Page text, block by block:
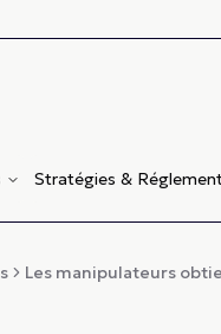
Stratégies &
Les manipulateurs